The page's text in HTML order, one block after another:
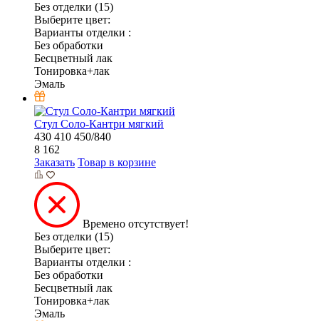
Без отделки (15)
Выберите цвет:
Варианты отделки :
Без обработки
Бесцветный лак
Тонировка+лак
Эмаль
Стул Соло-Кантри мягкий
430 410 450/840
8 162
Заказать Товар в корзине
Времено отсутствует!
Без отделки (15)
Выберите цвет:
Варианты отделки :
Без обработки
Бесцветный лак
Тонировка+лак
Эмаль